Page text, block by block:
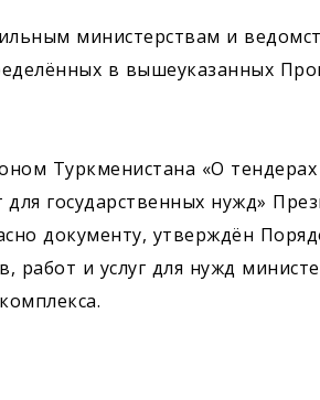
министерствам и
в вышеуказанных
Туркменистана «О
для государственных нужд»
документу, утверждён
работ и услуг для нужд